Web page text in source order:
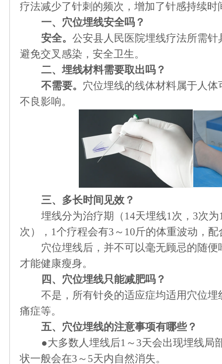
疗法减少了针刺的频次，增加了针感持续时
一、穴位埋线安全吗？
安全。 公安县人民医院埋线疗法所需
避免交叉感染，安全卫生。
二、埋线材料需要取出吗？
不需要。 穴位埋线的线体材料属于人
不良影响。
三、多长时间见效？
埋线分为治疗期（ 14天埋线1次，3次
次），1个疗程会有3～10斤的体重波动，
穴位埋线后，并不可以毫无顾忌的随
才能健康瘦身。
四、穴位埋线只能减肥吗？
不是，所有针灸的适应症均适用穴位
痛症等。
五、穴位埋线的注意事项有哪些？
●大多数人埋线后1～3天会出现埋线局
状一般会在3～5天内自然消失。